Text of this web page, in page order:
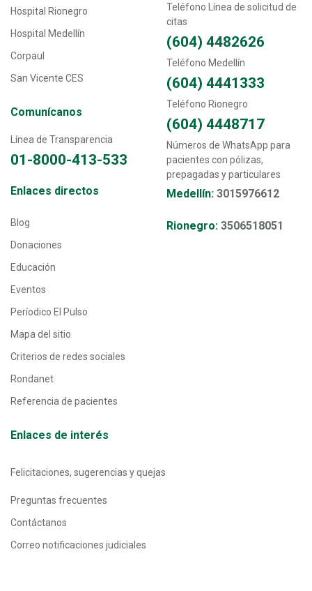
Hospital Rionegro
Hospital Medellín
Corpaul
San Vicente CES
Comunícanos
Línea de Transparencia
01-8000-413-533
Teléfono Línea de solicitud de
citas
(604) 4482626
Teléfono Medellín
(604) 4441333
Teléfono Rionegro
(604) 4448717
Números de WhatsApp para
pacientes con pólizas,
prepagadas y particulares
Medellín: 3015976612
Rionegro: 3506518051
Transversal - Menú enlaces directos footer
Enlaces directos
Blog
Donaciones
Educación
Eventos
Períodico El Pulso
Mapa del sitio
Criterios de redes sociales
Rondanet
Referencia de pacientes
Enlaces de interés
Felicitaciones, sugerencias y quejas
Preguntas frecuentes
Contáctanos
Correo notificaciones judiciales